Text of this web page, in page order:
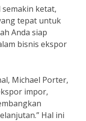
ketat,
tepat untuk
Anda siap
bisnis ekspor
Michael Porter,
impor,
Hal ini